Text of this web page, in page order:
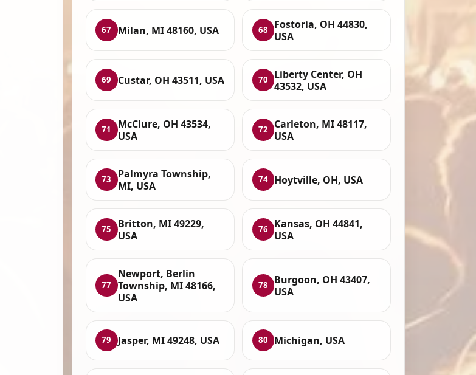
67 Milan, MI 48160, USA 68
Fostoria, OH 44830,
USA
69 Custar, OH 43511, USA 70
Liberty Center, OH
43532, USA
71
McClure, OH 43534,
USA
72
Carleton, MI 48117,
USA
73
Palmyra Township,
MI, USA
74 Hoytville, OH, USA
75
Britton, MI 49229,
USA
76
Kansas, OH 44841,
USA
77
Newport, Berlin
Township, MI 48166,
USA
78
Burgoon, OH 43407,
USA
79 Jasper, MI 49248, USA 80 Michigan, USA